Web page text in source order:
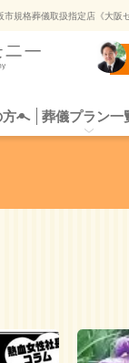
市規格葬儀取扱指定店《大
へお葬式の流れ
葬儀プラン一
葬プラン 一日
自社会館 公営